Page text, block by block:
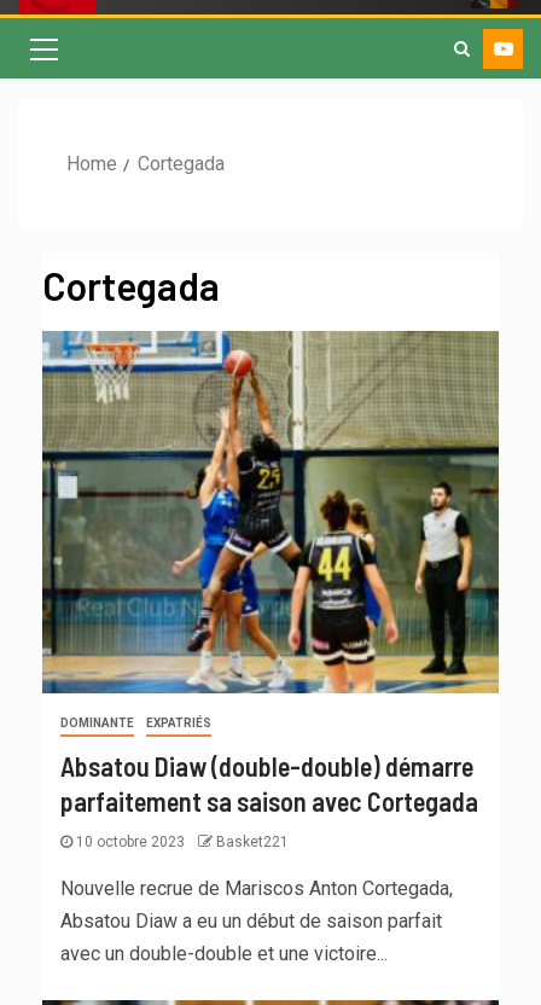
Home Cortegada
Cortegada
DOMINANTE EXPATRIÉS
Absatou Diaw (double-double) démarre
parfaitement sa saison avec Cortegada
10 octobre 2023 Basket221
Nouvelle recrue de Mariscos Anton Cortegada,
Absatou Diaw a eu un début de saison parfait
avec un double-double et une victoire...